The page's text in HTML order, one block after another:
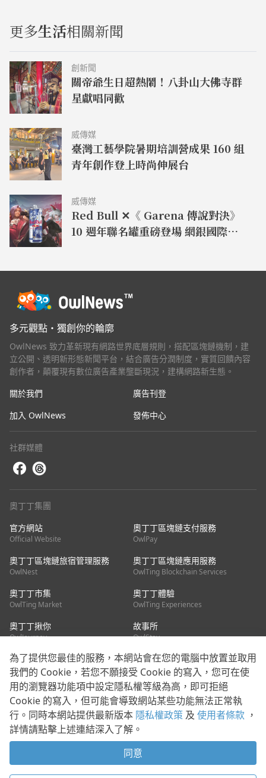
更多生活相關新聞
創新聞
關帝爺生日超熱鬧！八卦山大佛寺群
星獻唱同歡
威傳媒
臺灣工藝學院暑期培訓營成果 160 組
青年創作登上時尚伸展台
威傳媒
Red Bull ✕《 Garena 傳說對決》
10 週年聯名罐重磅登場 網銀國際閃
多元觀點・獨創你的輪廓
OwlNews 致力革新現有網路世界底層規則，搭配區塊鏈機制，建
立公開、透明新形態新聞平台，結合廣告分潤制度，實質回饋內容
創作者，顛覆現有數位廣告產業壟斷現況，建構網路新生態。
關於我們
廣告刊登
加入 OwlNews
發佈中心
社群媒體
奧丁丁集團
官方網站
Official Website
奧丁丁區塊鏈支付服務
OwlPay
奧丁丁區塊鏈旅宿管理服務
OwlNest
奧丁丁區塊鏈應用服務
OwlTing Blockchain Services
奧丁丁市集
OwlTing Market
奧丁丁體驗
OwlTing Experiences
奧丁丁揪你
OwlJourney
故事所
OwlStay
聯絡我們
客服信箱：mediapartner@owlting.com
服務信箱 / 廣告洽詢：info_owlnews@owlting.com
媒體合作 / 新聞稿提供：mediapartner@owlting.com
為了提供您最佳的服務，本網站會在您的電腦中放置並取用
我們的 Cookie，若您不願接受 Cookie 的寫入，您可在使
用的瀏覽器功能項中設定隱私權等級為高，即可拒絕
Cookie 的寫入，但可能會導致網站某些功能無法正常執
行。同時本網站提供最新版本 隱私權政策 及 使用者條款 ，
詳情請點擊上述連結深入了解。
同意